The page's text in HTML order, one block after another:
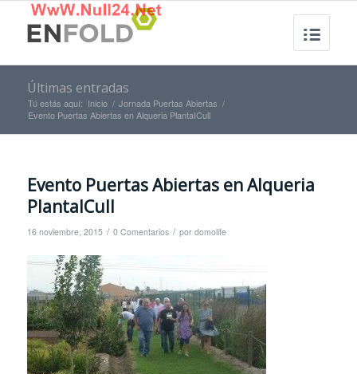
Últimas entradas
Tú estás aquí: Inicio / Jornada Puertas Abiertas /
Evento Puertas Abiertas en Alqueria PlantaICull
Evento Puertas Abiertas en Alqueria
PlantaICull
16 noviembre, 2015 / 0 Comentarios / por domolife